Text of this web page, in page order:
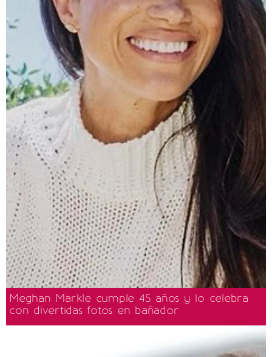
Meghan Markle cumple 45 años y lo celebra
con divertidas fotos en bañador